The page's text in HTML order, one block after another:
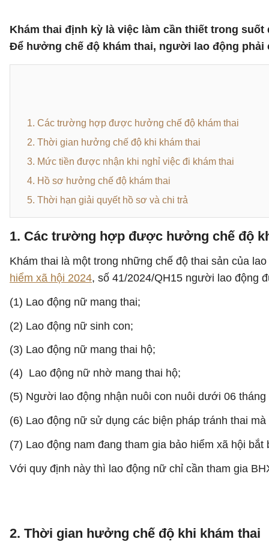
Khám thai định kỳ là việc làm cần thiết trong
Để hưởng chế độ khám thai, người lao động
1. Các trường hợp được hưởng chế độ khám thai
2. Thời gian hưởng chế độ khi khám thai
3. Mức tiền được nhận khi nghỉ việc đi khám thai
4. Hồ sơ hưởng chế độ khám thai
5. Thời hạn giải quyết hồ sơ và chi trả
1. Các trường hợp được hưởng chế độ
Khám thai là một trong những chế độ thai sản của
hiểm xã hội 2024, số 41/2024/QH15 người lao động
(1) Lao động nữ mang thai;
(2) Lao động nữ sinh con;
(3) Lao động nữ mang thai hộ;
(4) Lao động nữ nhờ mang thai hộ;
(5) Người lao động nhận nuôi con nuôi dưới 06 tháng
(6) Lao động nữ sử dụng các biện pháp tránh thai
(7) Lao động nam đang tham gia bảo hiểm xã hội
Với quy định này thì lao động nữ chỉ cần tham gia
2. Thời gian hưởng chế độ khi khám thai